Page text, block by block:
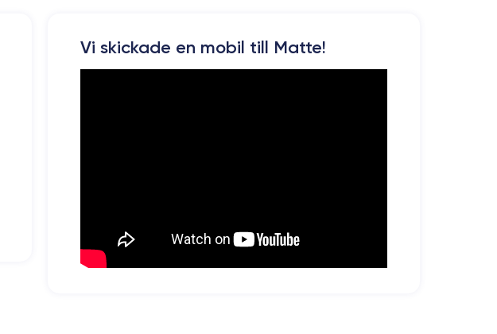
Vi skickade en mobil till Matte!